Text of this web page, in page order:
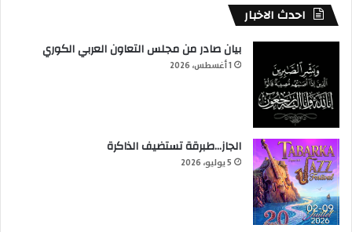
احدث الاخبار
بيان صادر من مجلس التعاون العربي الكوري
1 أغسطس، 2026
الجاز…طبرقة تستضيف الذاكرة
5 يوليو، 2026